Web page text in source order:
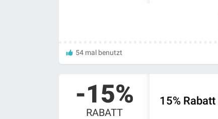
54 mal benutzt
-15%
RABATT
15%